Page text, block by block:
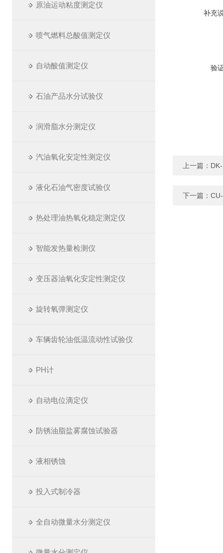
原油运动粘度测定仪
喷气燃料总酸值测定仪
自动酸值测定仪
石油产品水分试验仪
润滑脂水分测定仪
汽油氧化安定性测定仪
液化石油气密度试验仪
热处理油热氧化稳定测定仪
智能发热量检测仪
变压器油氧化安定性测定仪
旋转氧弹测定仪
车辆齿轮油低温流动性试验仪
PH计
自动电位滴定仪
防锈油脂盐雾腐蚀试验器
液相锈蚀
投入式制冷器
全自动微量水分测定仪
补充
验
上一篇：
下一篇：